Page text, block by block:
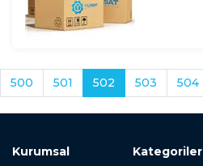
500 501 502 503 504
Kurumsal Kategoriler